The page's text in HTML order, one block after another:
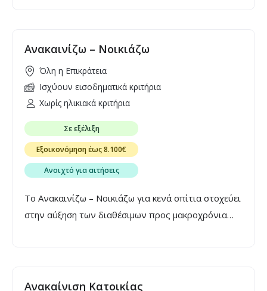
εξοικονόμησης ενέργειας και ενεργειακής
Ανακαινίζω – Νοικιάζω
Όλη η Επικράτεια
Ισχύουν εισοδηματικά κριτήρια
Χωρίς ηλικιακά κριτήρια
Σε εξέλιξη
Εξοικονόμηση έως 8.100€
Ανοιχτό για αιτήσεις
Το Ανακαινίζω – Νοικιάζω για κενά σπίτια στοχεύει
στην αύξηση των διαθέσιμων προς μακροχρόνια
τα επόμενα 3 χρόνια. Η επιδότηση καλύπτει το 60%
Ανακαίνιση Κατοικίας